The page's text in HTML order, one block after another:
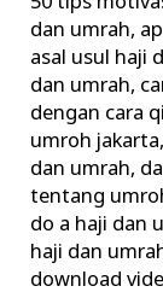
dan umrah,
asal usul haji
dan umrah,
dengan cara
umroh jakarta,
dan umrah,
tentang
do a haji dan
haji dan
download